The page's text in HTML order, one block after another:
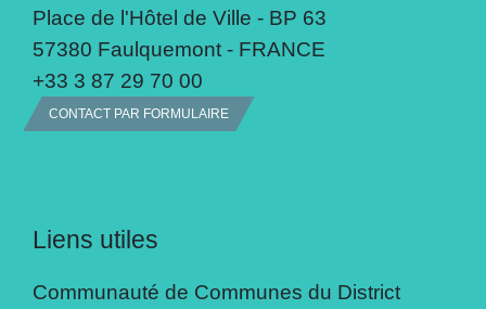
Place de l'Hôtel de Ville - BP 63
57380 Faulquemont - FRANCE
+33 3 87 29 70 00
CONTACT PAR FORMULAIRE
Liens utiles
Communauté de Communes du District